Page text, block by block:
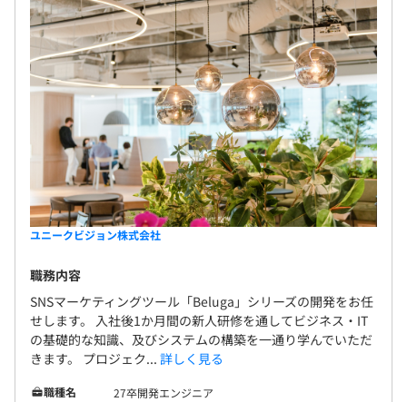
ユニークビジョン株式会社
職務内容
SNSマーケティングツール「Beluga」シリーズの開発をお任
せします。 入社後1か月間の新人研修を通してビジネス・IT
の基礎的な知識、及びシステムの構築を一通り学んでいただ
きます。 プロジェク... 詳しく見る
職種名
27卒開発エンジニア